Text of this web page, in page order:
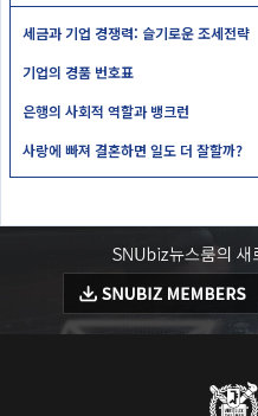
세금과 기업 경쟁력: 슬기로운 조세전략
기업의 경품 번호표
은행의 사회적 역할과 뱅크런
사랑에 빠져 결혼하면 일도 더 잘할까?